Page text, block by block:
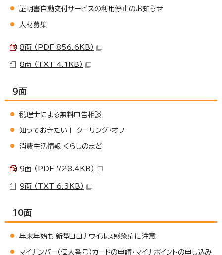
証明書自動交付サービスの利用停止のお知らせ
人材募集
8面 （PDF 856.6KB）
8面 （TXT 4.1KB）
9面
税理士による無料申告相談
知っておきたい！ クーリング・オフ
消費生活情報 くらしのまど
9面 （PDF 728.4KB）
9面 （TXT 6.3KB）
10面
年末年始も 新型コロナウイルス感染症に注意
マイナンバー（個人番号）カードの申請・マイナポイントの申し込み